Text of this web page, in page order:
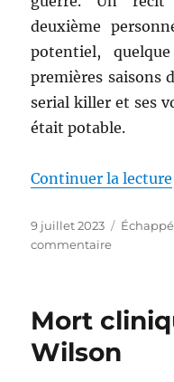
deuxième
potentiel,
premières saisons
serial killer et ses
était potable.
Continuer la lecture
Publié
le
9 juillet 2023
commentairesur
moi
Giampaolo
Mort
Wilson